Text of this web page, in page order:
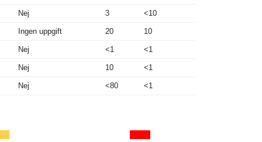
Nej 3 <10
Ingen uppgift 20 10
Nej <1 <1
Nej 10 <1
Nej <80 <1